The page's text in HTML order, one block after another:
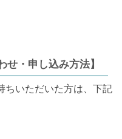
・申し込み方法】
ちいただいた方は、下記